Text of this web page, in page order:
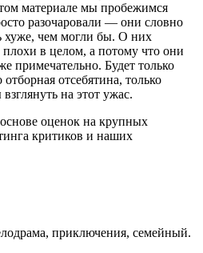
материале мы пробежимся
разочаровали — они словно
хуже, чем могли бы. О них
плохи в целом, а потому что они
примечательно. Будет только
отсебятина, только
на этот ужас.
оценок на крупных
критиков и наших
приключения, семейный.